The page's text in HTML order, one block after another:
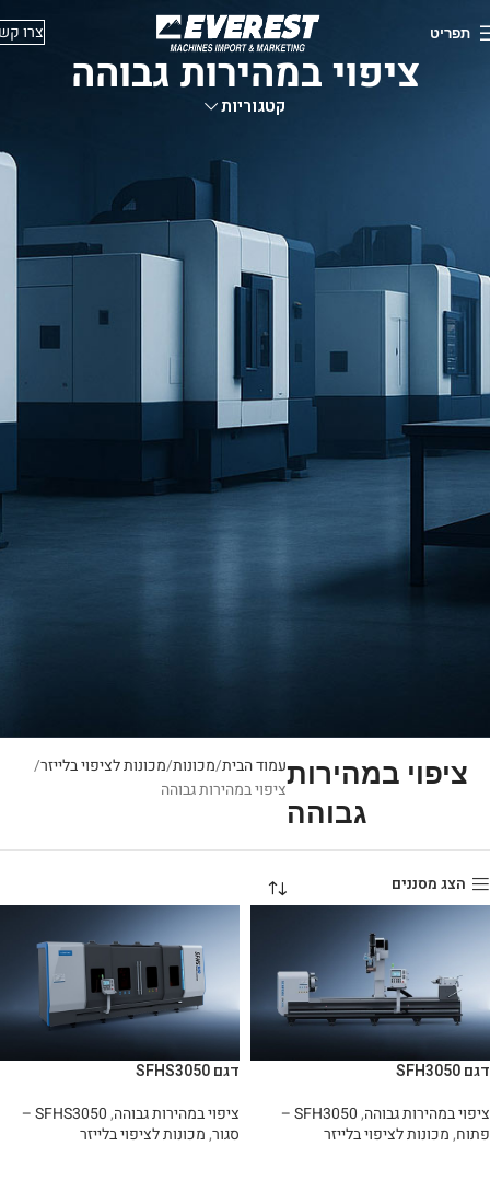
תפריט צרו
ציפוי במהירות גבוהה
קטגוריות
ציפוי במהירות
גבוהה
עמוד הבית מכונות מכונות לציפוי בלייזר
ציפוי במהירות גבוהה
הצג מסננים
דגם SFH3050
ציפוי במהירות גבוהה,
SFH3050 –
פתוח,מכונות לציפוי בלייזר
דגם SFHS3050
ציפוי במהירות גבוהה,
SFHS3050 –
סגור,מכונות לציפוי בלייזר